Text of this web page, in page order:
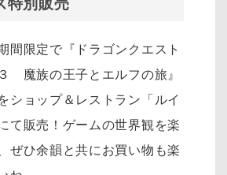
間限定で『ドラゴンクエスト
魔族の王子とエルフの旅』
ショップ＆レストラン「ルイ
て販売！ゲームの世界観を楽
ぜひ余韻と共にお買い物も楽